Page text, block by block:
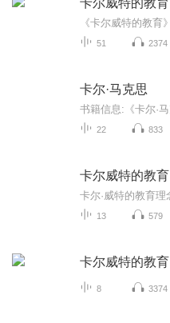
51 2374
卡尔·马克思
22 833
卡尔威特的教育
13 579
卡尔威特的教育
8 3374